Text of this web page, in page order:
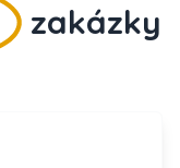
zakázky